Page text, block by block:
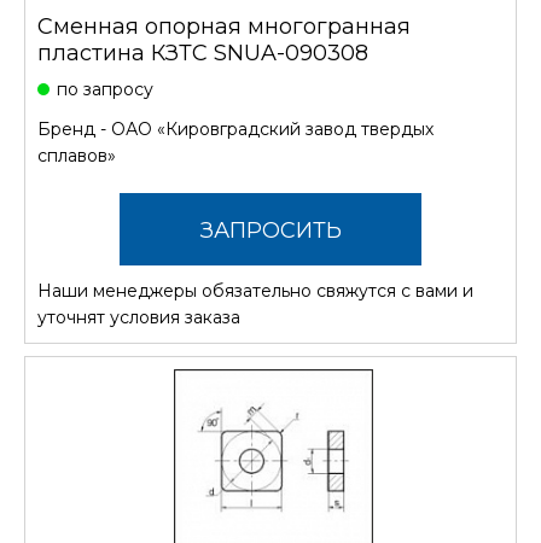
Сменная опорная многогранная
пластина КЗТС SNUA-090308
по запросу
Бренд - ОАО «Кировградский завод твердых
сплавов»
ЗАПРОСИТЬ
СТОИМОСТЬ
Наши менеджеры обязательно свяжутся с вами и
уточнят условия заказа